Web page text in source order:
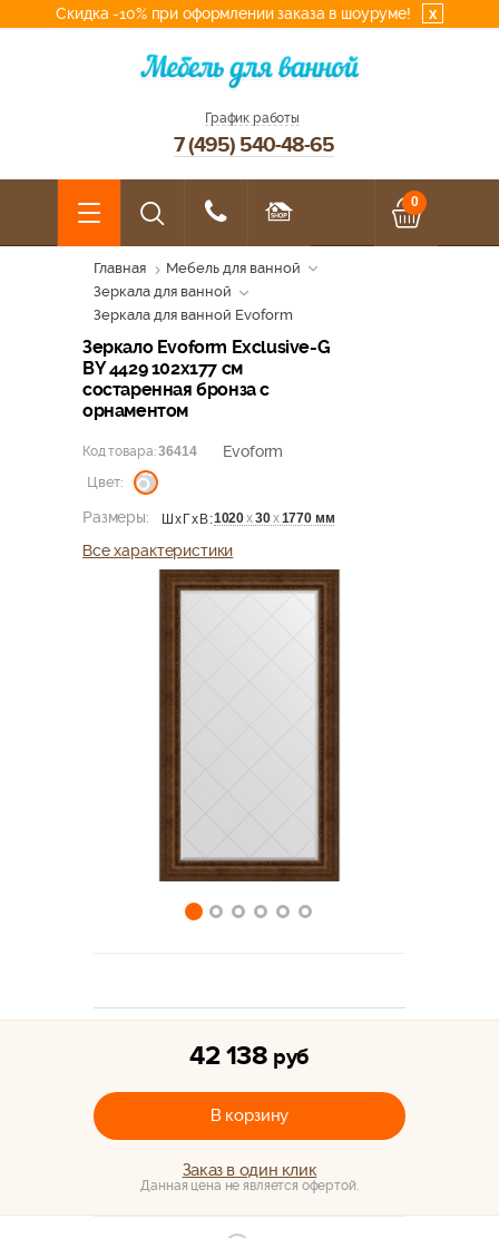
Скидка -10% при оформлении заказа в шоуруме! x
График работы
7 (495) 540-48-65
0
Главная
Мебель для ванной
Зеркала для ванной
Зеркала для ванной Evoform
Зеркало Evoform Exclusive-G
BY 4429 102x177 см
состаренная бронза с
орнаментом
Код товара: 36414 Evoform
Цвет:
Размеры: ШхГхВ:1020х30х1770 мм
Все характеристики
42 138 руб
В корзину
Заказ в один клик
Данная цена не является офертой.